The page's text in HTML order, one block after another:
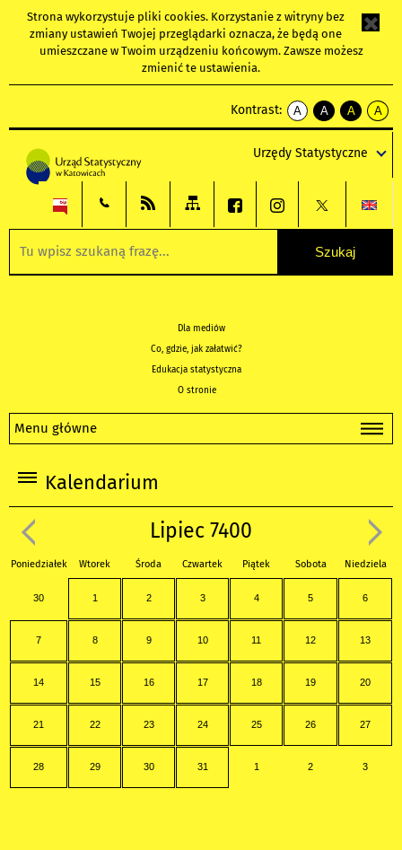
Strona wykorzystuje pliki cookies. Korzystanie z witryny bez
zmiany ustawień Twojej przeglądarki oznacza, że będą one
umieszczane w Twoim urządzeniu końcowym. Zawsze możesz
zmienić te ustawienia.
Kontrast:
A
kontrast
A
kontrast
tekst
czarnym
A
kontrast
tekst
czarnym
A
tekst
żółtym
Urzędy Statystyczne
Dla mediów
Co, gdzie, jak załatwić?
Edukacja statystyczna
O stronie
Menu główne
Kalendarium
Lipiec 7400
Poniedziałek Wtorek Środa Czwartek Piątek Sobota Niedziela
30 1 2 3 4 5 6
7 8 9 10 11 12 13
14 15 16 17 18 19 20
21 22 23 24 25 26 27
28 29 30 31 1 2 3